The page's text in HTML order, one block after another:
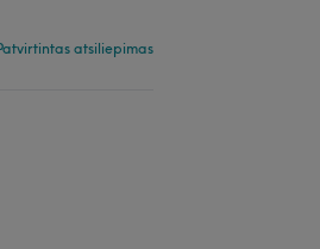
atsiliepimas